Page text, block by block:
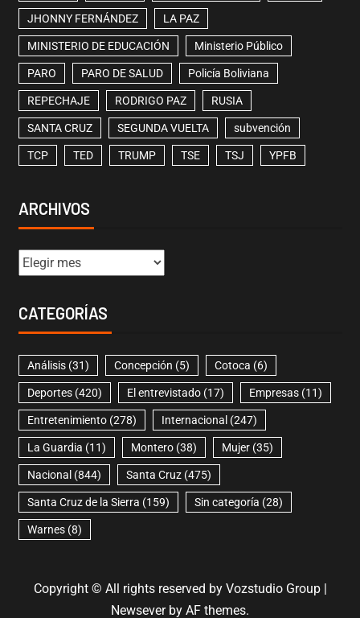
JHONNY FERNÁNDEZ LA PAZ
MINISTERIO DE EDUCACIÓN Ministerio Público
PARO PARO DE SALUD Policía Boliviana
REPECHAJE RODRIGO PAZ RUSIA
SANTA CRUZ SEGUNDA VUELTA subvención
TCP TED TRUMP TSE TSJ YPFB
ARCHIVOS
CATEGORÍAS
Análisis(31) Concepción (5) Cotoca (6)
Deportes(420) El entrevistado(17) Empresas(11)
Entretenimiento(278) Internacional (247)
La Guardia (11) Montero(38) Mujer(35)
Nacional (844) Santa Cruz(475)
Santa Cruz de la Sierra (159) Sin categoría (28)
Warnes(8)
Copyright © All rights reserved by Vozstudio Group |
Newseverby AF themes.